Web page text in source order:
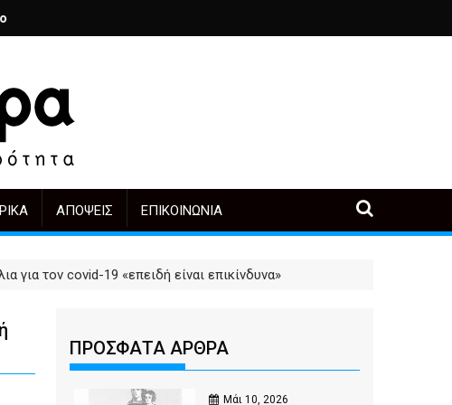
έργο, άλλοι πρωταγωνιστές
εικόνα μετά την αγορά
ΑΠΌΨΕΙΣ ΕΠΙΚΟΙΝΩΝΊΑ
για τον covid-19 «επειδή είναι επικίνδυνα»
ΠΡΟΣΦΑΤΑ ΑΡΘΡΑ
Μάι 10, 2026